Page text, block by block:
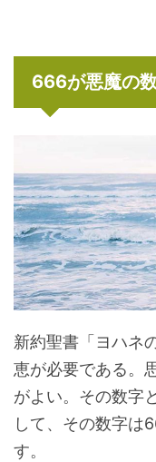
666が悪魔の
新約聖書「ヨハネ
恵が必要である。
がよい。その数字
して、その数字は
す。